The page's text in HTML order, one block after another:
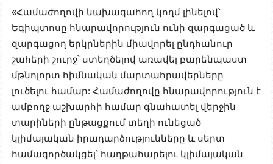
«Համաժողովի նախագահող կողմ լինելով՝
Եգիպտոսը հնարավորություն ունի զարգացած և
զարգացող երկրներին միավորել ընդհանուր
շահերի շուրջ՝ ստեղծելով առավել բարենպաստ
մթնոլորտ հիմնական մարտահրավերները
լուծելու համար: Համաժողովը հնարավորություն է
ամբողջ աշխարհի համար գնահատել վերջին
տարիների ընթացքում տեղի ունեցած
կլիմայական իրադարձությունները և սերտ
համագործակցել՝ հաղթահարելու կլիմայական